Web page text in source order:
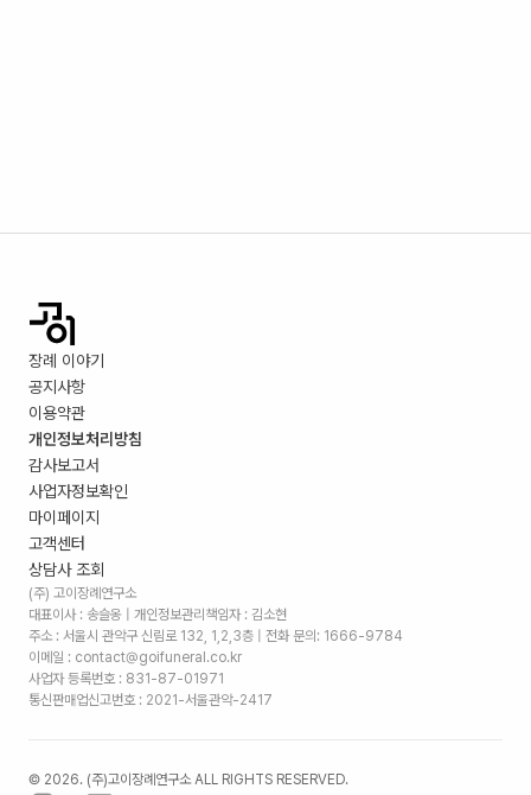
장례 이야기
공지사항
이용약관
개인정보처리방침
감사보고서
사업자정보확인
마이페이지
고객센터
상담사 조회
(주) 고이장례연구소
대표이사 : 송슬옹 | 개인정보관리책임자 : 김소현
주소 : 서울시 관악구 신림로 132, 1,2,3층 | 전화 문의: 1666-9784
이메일 : contact@goifuneral.co.kr
사업자 등록번호 : 831-87-01971
통신판매업신고번호 : 2021-서울관악-2417
© 2026. (주)고이장례연구소 ALL RIGHTS RESERVED.